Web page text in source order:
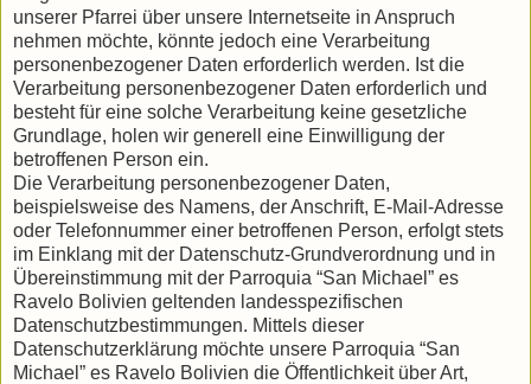
unserer Pfarrei über unsere Internetseite in Anspruch
nehmen möchte, könnte jedoch eine Verarbeitung
personenbezogener Daten erforderlich werden. Ist die
Verarbeitung personenbezogener Daten erforderlich und
besteht für eine solche Verarbeitung keine gesetzliche
Grundlage, holen wir generell eine Einwilligung der
betroffenen Person ein.
Die Verarbeitung personenbezogener Daten,
beispielsweise des Namens, der Anschrift, E-Mail-Adresse
oder Telefonnummer einer betroffenen Person, erfolgt stets
im Einklang mit der Datenschutz-Grundverordnung und in
Übereinstimmung mit der Parroquia “San Michael” es
Ravelo Bolivien geltenden landesspezifischen
Datenschutzbestimmungen. Mittels dieser
Datenschutzerklärung möchte unsere Parroquia “San
Michael” es Ravelo Bolivien die Öffentlichkeit über Art,